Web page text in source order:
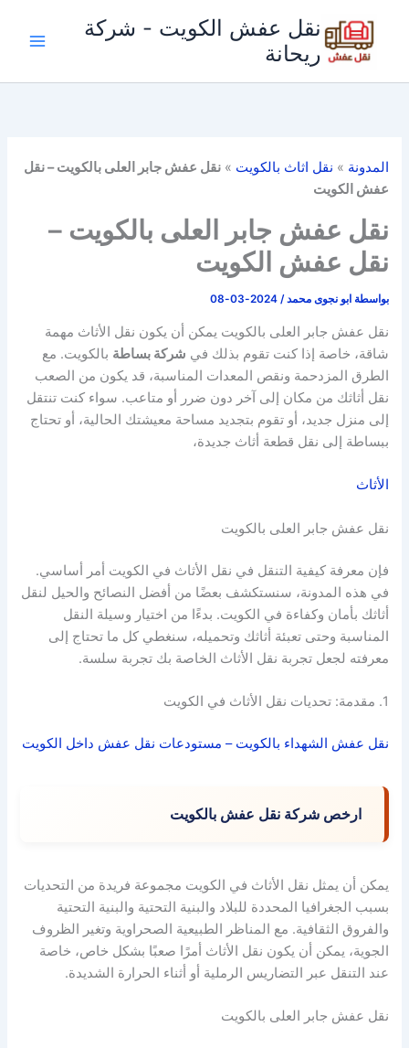
المحتوى
نقل عفش الكويت - شركة
ريحانة
المدونة » نقل اثاث بالكويت »نقل عفش جابر العلى بالكويت – نقل
عفش الكويت
نقل عفش جابر العلى بالكويت –
نقل عفش الكويت
بواسطة ابو نجوى محمد/
2024-03-08
نقل عفش جابر العلى بالكويت يمكن أن يكون نقل الأثاث مهمة
شاقة، خاصة إذا كنت تقوم بذلك في شركة بساطة بالكويت. مع
الطرق المزدحمة ونقص المعدات المناسبة، قد يكون من الصعب
نقل أثاثك من مكان إلى آخر دون ضرر أو متاعب. سواء كنت تنتقل
إلى منزل جديد، أو تقوم بتجديد مساحة معيشتك الحالية، أو تحتاج
ببساطة إلى نقل قطعة أثاث جديدة،
الأثاث
نقل عفش جابر العلى بالكويت
فإن معرفة كيفية التنقل في نقل الأثاث في الكويت أمر أساسي.
في هذه المدونة، سنستكشف بعضًا من أفضل النصائح والحيل لنقل
أثاثك بأمان وكفاءة في الكويت. بدءًا من اختيار وسيلة النقل
المناسبة وحتى تعبئة أثاثك وتحميله، سنغطي كل ما تحتاج إلى
معرفته لجعل تجربة نقل الأثاث الخاصة بك تجربة سلسة.
1. مقدمة: تحديات نقل الأثاث في الكويت
نقل عفش الشهداء بالكويت – مستودعات نقل عفش داخل الكويت
ارخص شركة نقل عفش بالكويت
يمكن أن يمثل نقل الأثاث في الكويت مجموعة فريدة من التحديات
بسبب الجغرافيا المحددة للبلاد والبنية التحتية والبنية التحتية
والفروق الثقافية. مع المناظر الطبيعية الصحراوية وتغير الظروف
الجوية، يمكن أن يكون نقل الأثاث أمرًا صعبًا بشكل خاص، خاصة
عند التنقل عبر التضاريس الرملية أو أثناء الحرارة الشديدة.
نقل عفش جابر العلى بالكويت